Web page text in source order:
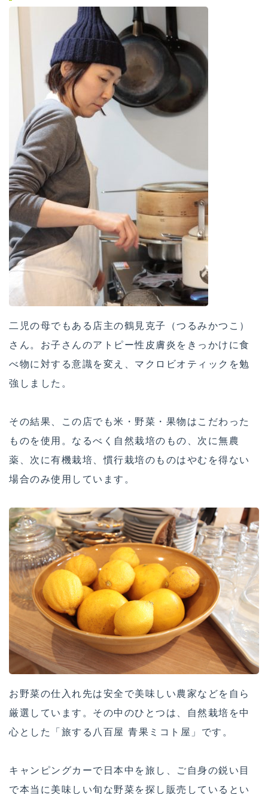
二児の母でもある店主の鶴見克子（つるみかつこ）
さん。お子さんのアトピー性皮膚炎をきっかけに食
べ物に対する意識を変え、マクロビオティックを勉
強しました。
その結果、この店でも米・野菜・果物はこだわった
ものを使用。なるべく自然栽培のもの、次に無農
薬、次に有機栽培、慣行栽培のものはやむを得ない
場合のみ使用しています。
お野菜の仕入れ先は安全で美味しい農家などを自ら
厳選しています。その中のひとつは、自然栽培を中
心とした「旅する八百屋 青果ミコト屋」です。
キャンピングカーで日本中を旅し、ご自身の鋭い目
で本当に美味しい旬な野菜を探し販売しているとい